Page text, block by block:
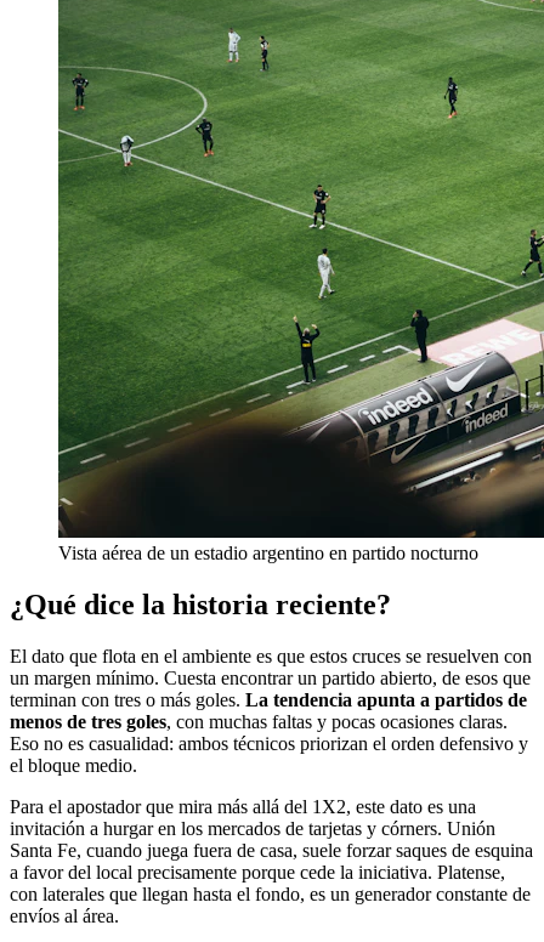
Vista aérea de un estadio argentino en partido nocturno
¿Qué dice la historia reciente?
El dato que flota en el ambiente es que estos cruces se resuelven con
un margen mínimo. Cuesta encontrar un partido abierto, de esos que
terminan con tres o más goles. La tendencia apunta a partidos de
menos de tres goles, con muchas faltas y pocas ocasiones claras.
Eso no es casualidad: ambos técnicos priorizan el orden defensivo y
el bloque medio.
Para el apostador que mira más allá del 1X2, este dato es una
invitación a hurgar en los mercados de tarjetas y córners. Unión
Santa Fe, cuando juega fuera de casa, suele forzar saques de esquina
a favor del local precisamente porque cede la iniciativa. Platense,
con laterales que llegan hasta el fondo, es un generador constante de
envíos al área.